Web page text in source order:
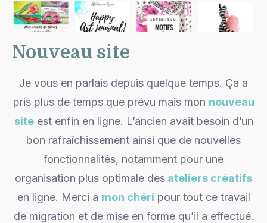
Nouveau site
Je vous en parlais depuis quelque temps. Ça a
pris plus de temps que prévu mais mon nouveau
siteest enfin en ligne. L’ancien avait besoin d’un
bon rafraîchissement ainsi que de nouvelles
fonctionnalités, notamment pour une
organisation plus optimale des ateliers créatifs
en ligne. Merci à mon chéri pour tout ce travail
de migration et de mise en forme qu’il a effectué.